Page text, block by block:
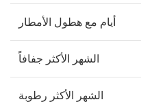
أيام مع هطول الأمطار
الشهر الأكثر جفافاً
الشهر الأكثر رطوبة